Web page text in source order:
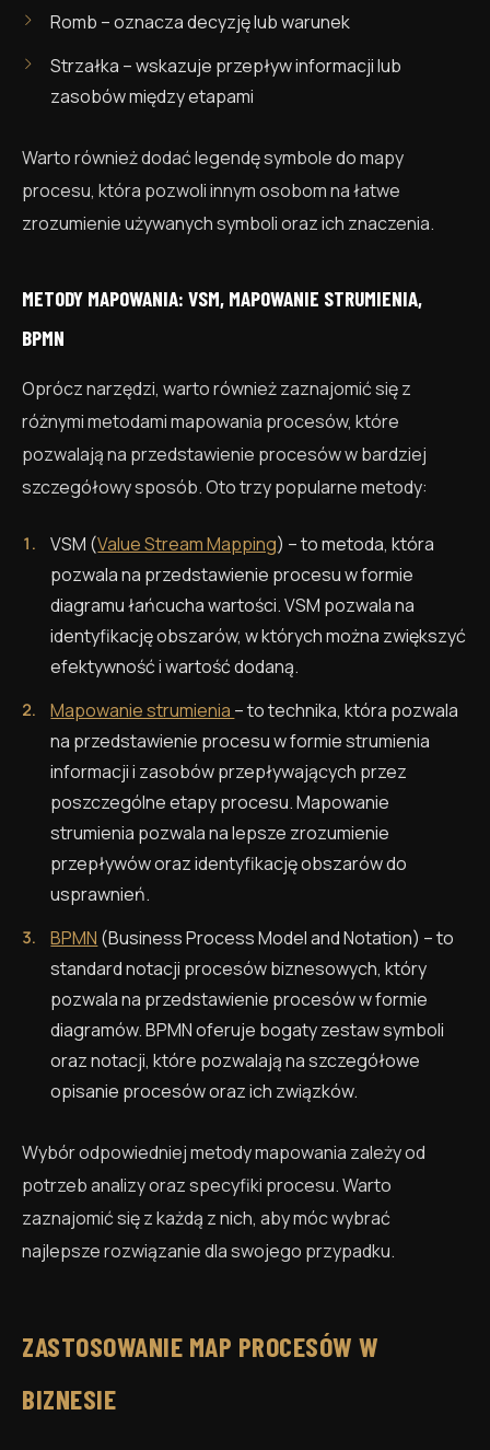
Romb – oznacza decyzję lub warunek
Strzałka – wskazuje przepływ informacji lub
zasobów między etapami
Warto również dodać legendę symbole do mapy
procesu, która pozwoli innym osobom na łatwe
zrozumienie używanych symboli oraz ich znaczenia.
METODY MAPOWANIA: VSM, MAPOWANIE STRUMIENIA,
BPMN
Oprócz narzędzi, warto również zaznajomić się z
różnymi metodami mapowania procesów, które
pozwalają na przedstawienie procesów w bardziej
szczegółowy sposób. Oto trzy popularne metody:
VSM (Value Stream Mapping) – to metoda, która
pozwala na przedstawienie procesu w formie
diagramu łańcucha wartości. VSM pozwala na
identyfikację obszarów, w których można zwiększyć
efektywność i wartość dodaną.
Mapowanie strumienia – to technika, która pozwala
na przedstawienie procesu w formie strumienia
informacji i zasobów przepływających przez
poszczególne etapy procesu. Mapowanie
strumienia pozwala na lepsze zrozumienie
przepływów oraz identyfikację obszarów do
usprawnień.
BPMN (Business Process Model and Notation) – to
standard notacji procesów biznesowych, który
pozwala na przedstawienie procesów w formie
diagramów. BPMN oferuje bogaty zestaw symboli
oraz notacji, które pozwalają na szczegółowe
opisanie procesów oraz ich związków.
Wybór odpowiedniej metody mapowania zależy od
potrzeb analizy oraz specyfiki procesu. Warto
zaznajomić się z każdą z nich, aby móc wybrać
najlepsze rozwiązanie dla swojego przypadku.
ZASTOSOWANIE MAP PROCESÓW W
BIZNESIE